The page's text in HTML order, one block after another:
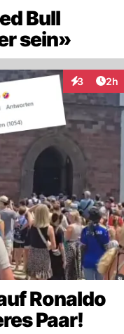
Bull
sein»
3 2h
Ronaldo
Paar!